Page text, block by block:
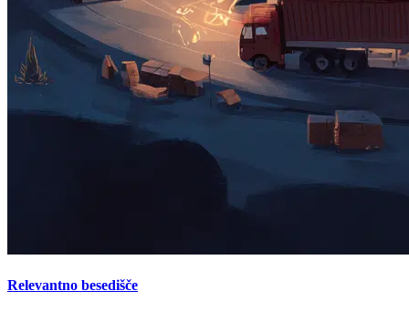
Relevantno besedišče